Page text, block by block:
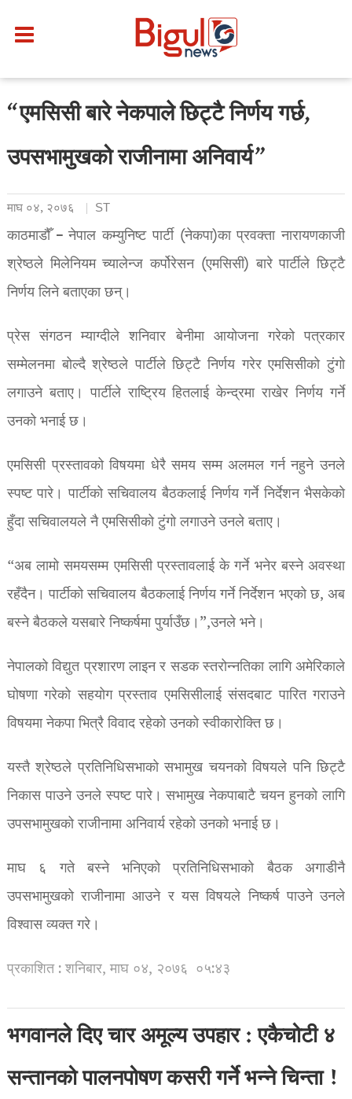
“एमसिसी बारे नेकपाले छिट्टै निर्णय गर्छ,
उपसभामुखको राजीनामा अनिवार्य”
माघ ०४, २०७६ ST
काठमाडौँ – नेपाल कम्युनिष्ट पार्टी (नेकपा)का प्रवक्ता नारायणकाजी
श्रेष्ठले मिलेनियम च्यालेन्ज कर्पोरेसन (एमसिसी) बारे पार्टीले छिट्टै
निर्णय लिने बताएका छन्।
प्रेस संगठन म्याग्दीले शनिवार बेनीमा आयोजना गरेको पत्रकार
सम्मेलनमा बोल्दै श्रेष्ठले पार्टीले छिट्टै निर्णय गरेर एमसिसीको टुंगो
लगाउने बताए। पार्टीले राष्ट्रिय हितलाई केन्द्रमा राखेर निर्णय गर्ने
उनको भनाई छ।
एमसिसी प्रस्तावको विषयमा धेरै समय सम्म अलमल गर्न नहुने उनले
स्पष्ट पारे। पार्टीको सचिवालय बैठकलाई निर्णय गर्ने निर्देशन भैसकेको
हुँदा सचिवालयले नै एमसिसीको टुंगो लगाउने उनले बताए।
“अब लामो समयसम्म एमसिसी प्रस्तावलाई के गर्ने भनेर बस्ने अवस्था
रहँदैन। पार्टीको सचिवालय बैठकलाई निर्णय गर्ने निर्देशन भएको छ, अब
बस्ने बैठकले यसबारे निष्कर्षमा पुर्याउँछ।”,उनले भने।
नेपालको विद्युत प्रशारण लाइन र सडक स्तरोन्नतिका लागि अमेरिकाले
घोषणा गरेको सहयोग प्रस्ताव एमसिसीलाई संसदबाट पारित गराउने
विषयमा नेकपा भित्रै विवाद रहेको उनको स्वीकारोक्ति छ।
यस्तै श्रेष्ठले प्रतिनिधिसभाको सभामुख चयनको विषयले पनि छिट्टै
निकास पाउने उनले स्पष्ट पारे। सभामुख नेकपाबाटै चयन हुनको लागि
उपसभामुखको राजीनामा अनिवार्य रहेको उनको भनाई छ।
माघ ६ गते बस्ने भनिएको प्रतिनिधिसभाको बैठक अगाडीनै
उपसभामुखको राजीनामा आउने र यस विषयले निष्कर्ष पाउने उनले
विश्वास व्यक्त गरे।
प्रकाशित : शनिबार, माघ ०४, २०७६ ०५:४३
भगवानले दिए चार अमूल्य उपहार : एकैचोटी ४
सन्तानको पालनपोषण कसरी गर्ने भन्ने चिन्ता !